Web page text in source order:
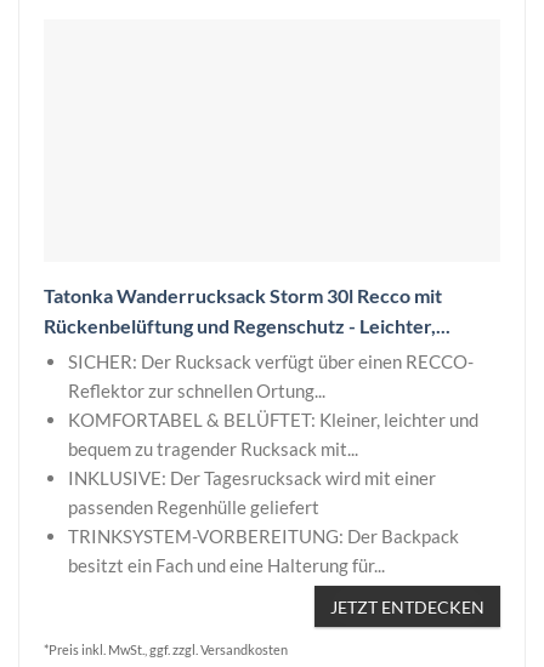
Tatonka Wanderrucksack Storm 30l Recco mit
Rückenbelüftung und Regenschutz - Leichter,...
SICHER: Der Rucksack verfügt über einen RECCO-
Reflektor zur schnellen Ortung...
KOMFORTABEL & BELÜFTET: Kleiner, leichter und
bequem zu tragender Rucksack mit...
INKLUSIVE: Der Tagesrucksack wird mit einer
passenden Regenhülle geliefert
TRINKSYSTEM-VORBEREITUNG: Der Backpack
besitzt ein Fach und eine Halterung für...
JETZT ENTDECKEN
*Preis inkl. MwSt., ggf. zzgl. Versandkosten